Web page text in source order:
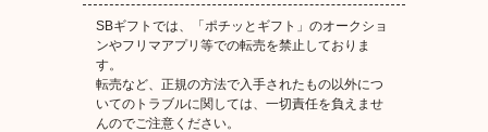
SBギフトでは、「ポチッとギフト」のオークショ
ンやフリマアプリ等での転売を禁止しておりま
す。
転売など、正規の方法で入手されたもの以外につ
いてのトラブルに関しては、一切責任を負えませ
んのでご注意ください。